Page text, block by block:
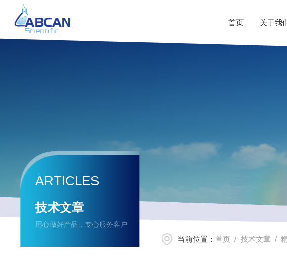
首页 关于我
ARTICLES
技术文章
用心做好产品，专心服务客户
当前位置：首页 /技术文章 /